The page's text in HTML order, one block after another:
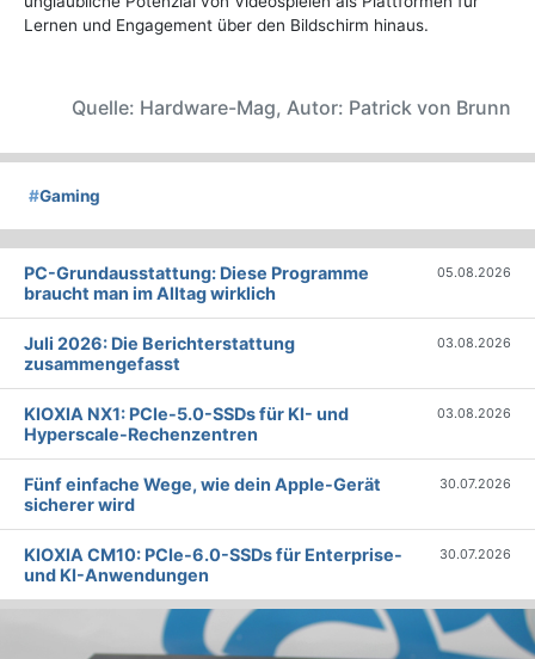
Lernen und Engagement über den Bildschirm hinaus.
Quelle: Hardware-Mag, Autor: Patrick von Brunn
#Gaming
PC-Grundausstattung: Diese Programme
braucht man im Alltag wirklich
05.08.2026
Juli 2026: Die Bericht­erstattung
zusammengefasst
03.08.2026
KIOXIA NX1: PCIe-5.0-SSDs für KI- und
Hyperscale-Rechenzentren
03.08.2026
Fünf einfache Wege, wie dein Apple-Gerät
sicherer wird
30.07.2026
KIOXIA CM10: PCIe-6.0-SSDs für Enterprise-
und KI-Anwendungen
30.07.2026